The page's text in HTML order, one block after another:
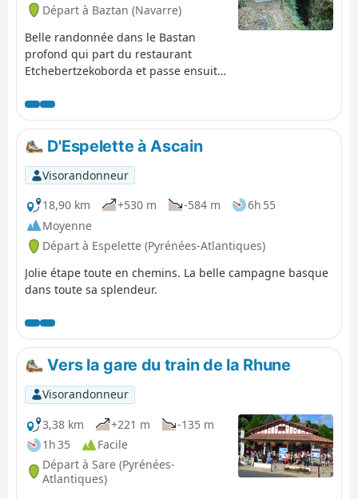
Départ à Baztan (Navarre)
Belle randonnée dans le Bastan
profond qui part du restaurant
Etchebertzekoborda et passe ensuite
au Palacio de Azkolegi (au sommet du
domaine de Bertiz).
D'Espelette à Ascain
Visorandonneur
18,90 km
+530 m -584 m
6h 55
Moyenne
Départ à Espelette (Pyrénées-Atlantiques)
Jolie étape toute en chemins. La belle campagne basque
dans toute sa splendeur.
Vers la gare du train de la Rhune
Visorandonneur
3,38 km
+221 m
-135 m
1h 35
Facile
Départ à Sare (Pyrénées-
Atlantiques)